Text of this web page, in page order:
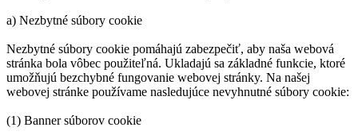
a) Nezbytné súbory cookie
Nezbytné súbory cookie pomáhajú zabezpečiť, aby naša webová
stránka bola vôbec použiteľná. Ukladajú sa základné funkcie, ktoré
umožňujú bezchybné fungovanie webovej stránky. Na našej
webovej stránke používame nasledujúce nevyhnutné súbory cookie:
(1) Banner súborov cookie